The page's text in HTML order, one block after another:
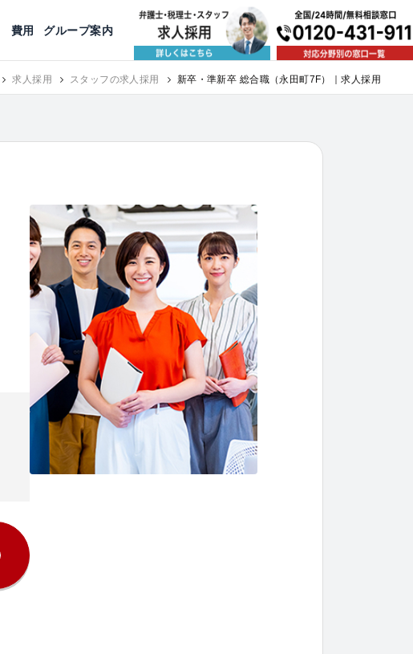
公益活動
京都 神戸 福岡
費用 グループ案内
東京にて、相談予約スタッフ募集（月給38万以上）
求人採用 スタッフの求人採用 新卒・準新卒 総合職（永田町7F）｜求人採用